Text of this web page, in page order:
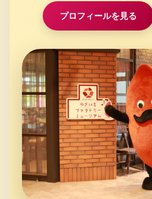
プロフィールを見る